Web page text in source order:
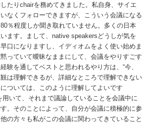
たりchairを務めてきました。私自身、サイエ
なくフォローできますが、こういう会議になる
％程度しか聞き取れていません。多くの日本
ます。まして、native speakersどうしが気を
口になりますし、イディオムをよく使い始めま
っていて曖昧なままにして、会議をやりすごす
験を通してベストと思われるやり方は、“今、
は理解できるが、詳細なところで理解できない
ついては、このように理解してよいです
用いて、それまで議論していることを会議中に
。そのことによって、自分が会議に積極的に参
の方々も私がこの会議に関わってきていること